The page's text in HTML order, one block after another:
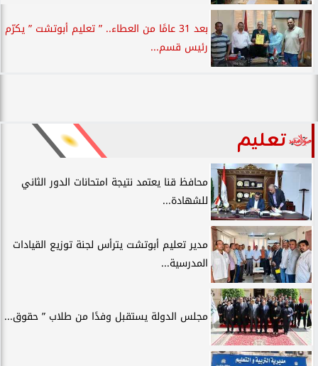
بعد 31 عامًا من العطاء.. ” تعليم أبوتشت ” يكرّم
رئيس قسم...
تعليم
محافظ قنا يعتمد نتيجة امتحانات الدور الثاني
للشهادة...
مدير تعليم أبوتشت يترأس لجنة توزيع القيادات
المدرسية...
مجلس الدولة يستقبل وفدًا من طلاب ” حقوق...